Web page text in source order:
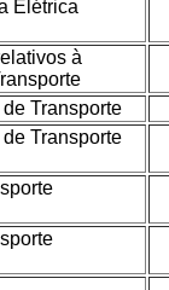
Elétrica
à
Transporte
Transporte